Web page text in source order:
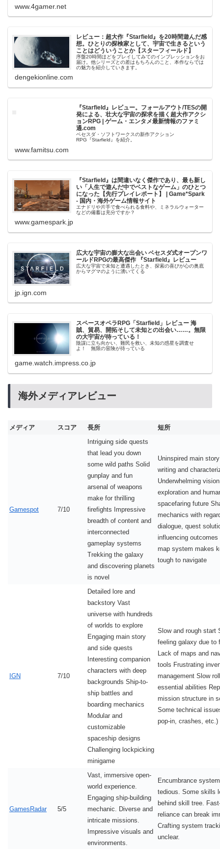
www.4gamer.net
レビュー：超大作『Starfield』を20時間遊んだ感
想。ひとりの探検家として、宇宙で生きるという
ことはどういうことか【スターフィールド】
序盤20時間ほどをプレイしてみてのインプレッションをお
届け。他シリーズとの差はもちろんのこと、本作ならでは
の魅力を紹介していきます。
dengekionline.com
『Starfield』レビュー。フォールアウト/TESの開
発による、壮大な宇宙の探求を描く超大作アクシ
ョンRPG | ゲーム・エンタメ最新情報のファミ
通.com
ベセスダ・ソフトワークスの新作アクション
RPG『Starfield』を紹介。
www.famitsu.com
『Starfield』は間違いなく傑作であり、最も新し
い「人生で遊んだ中でベストなゲーム」のひとつ
になった【先行プレイレポート】 | Game*Spark
- 国内・海外ゲーム情報サイト
エナドリや片手で食べられる食料や、ミネラルウォーター
などの備蓄は充分ですか？
www.gamespark.jp
広大な宇宙の膨大な出会い ベセスダ式オープンワ
ールドRPGの最高傑作 『Starfield』レビュー
広大な宇宙で未知と遭遇したとき、探索の喜びが心の奥底
からマグマのように湧いてくる
jp.ign.com
スペースオペラRPG「Starfield」レビュー 海
賊、貿易、開拓そして未知との出会い……。無限
の大宇宙が待っている！
陰謀に立ち向かい、難民を救い、未知の惑星を調査せ
よ！ 無限の冒険が待っている
game.watch.impress.co.jp
海外メディアレビュー
メディア スコア 長所 短所
Gamespot 7/10
Intriguing side quests
that lead you down
some wild paths Solid
gunplay and fun
arsenal of weapons
make for thrilling
firefights Impressive
breadth of content and
interconnected
gameplay systems
Trekking the galaxy
and discovering planets
is novel
Uninspired main
writing and
Underwhelming
exploration and
spacefaring future
mechanics with
dialogue, quest
influencing outcomes
map system makes
tough to navigate
IGN 7/10
Detailed lore and
backstory Vast
universe with hundreds
of worlds to explore
Engaging main story
and side quests
Interesting companion
characters with deep
backgrounds Ship-to-
ship battles and
boarding mechanics
Modular and
customizable
spaceship designs
Challenging lockpicking
minigame
Slow and rough start
feeling galaxy due to
Lack of maps and
tools Frustrating
management Slow
essential abilities
mission structure in
Some technical
pop-in, crashes, etc.)
GamesRadar 5/5
Vast, immersive open-
world experience.
Engaging ship-building
mechanic. Diverse and
intricate missions.
Impressive visuals and
environments.
Encumbrance
tedious. Some skills
behind skill tree.
reliance can break
Crafting system
unclear.